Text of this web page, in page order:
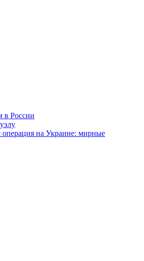
в России
операция на Украине: мирные